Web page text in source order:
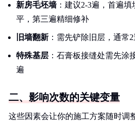
新房毛坯墙：建议2-3遍，首遍
平，第三遍精细修补
旧墙翻新 ：需先铲除旧层，通常
特殊基层 ：石膏板接缝处需先涂
遍
二、影响次数的关键变量
这些因素会让你的施工方案随时调